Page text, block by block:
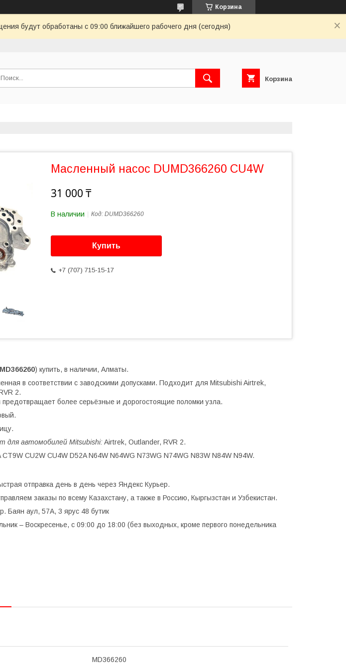
Корзина
будут обработаны с 09:00 ближайшего рабочего дня (сегодня)
Корзина
Масленный насос DUMD366260 CU4W
31 000 ₸
В наличии Код: DUMD366260
Купить
+7 (707) 715-15-17
) купить, в наличии, Алматы.
в соответствии с заводскими допусками. Подходит для Mitsubishi Airtrek,
2.
более серьёзные и дорогостоящие поломки узла.
для автомобилей Mitsubishi:Airtrek, Outlander, RVR 2.
CU2W CU4W D52A N64W N64WG N73WG N74WG N83W N84W N94W.
отправка день в день через Яндекс Курьер.
заказы по всему Казахстану, а также в Россию, Кыргызстан и Узбекистан.
Баян аул, 57А, 3 ярус 48 бутик
– Воскресенье, с 09:00 до 18:00 (без выходных, кроме первого понедельника
MD366260